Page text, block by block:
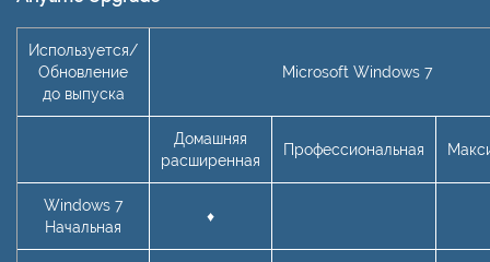
Используется/
Обновление
до выпуска
Microsoft Windows 7
Домашняя
расширенная
Профессиональная
Windows 7
Начальная
♦